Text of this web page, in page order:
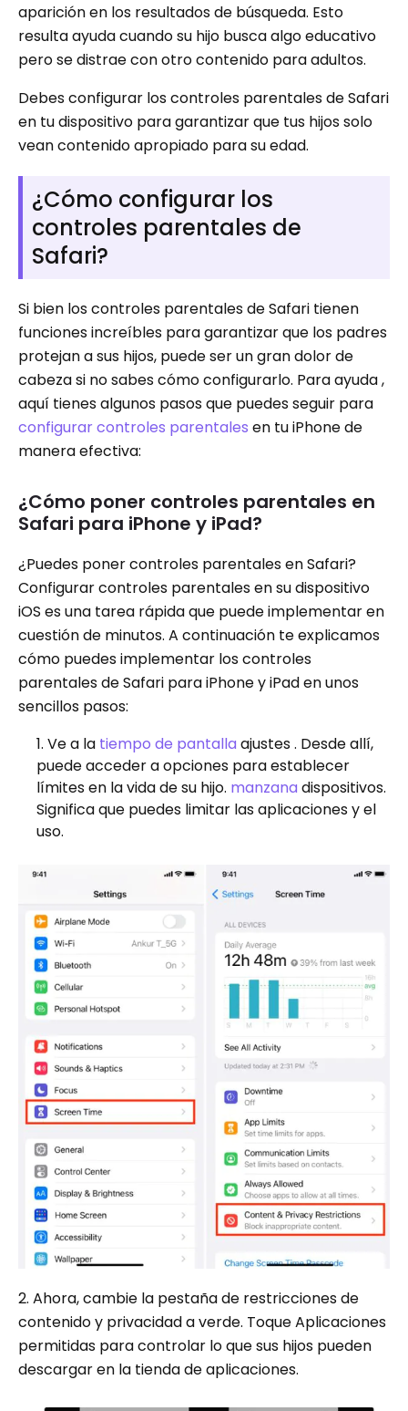
aparición en los resultados de búsqueda. Esto
resulta ayuda cuando su hijo busca algo educativo
pero se distrae con otro contenido para adultos.
Debes configurar los controles parentales de Safari
en tu dispositivo para garantizar que tus hijos solo
vean contenido apropiado para su edad.
¿Cómo configurar los
controles parentales de
Safari?
Si bien los controles parentales de Safari tienen
funciones increíbles para garantizar que los padres
protejan a sus hijos, puede ser un gran dolor de
cabeza si no sabes cómo configurarlo. Para ayuda ,
aquí tienes algunos pasos que puedes seguir para
configurar controles parentales en tu iPhone de
manera efectiva:
¿Cómo poner controles parentales en
Safari para iPhone y iPad?
¿Puedes poner controles parentales en Safari?
Configurar controles parentales en su dispositivo
iOS es una tarea rápida que puede implementar en
cuestión de minutos. A continuación te explicamos
cómo puedes implementar los controles
parentales de Safari para iPhone y iPad en unos
sencillos pasos:
Ve a la tiempo de pantalla ajustes . Desde allí,
puede acceder a opciones para establecer
límites en la vida de su hijo. manzana dispositivos.
Significa que puedes limitar las aplicaciones y el
uso.
2. Ahora, cambie la pestaña de restricciones de
contenido y privacidad a verde. Toque Aplicaciones
permitidas para controlar lo que sus hijos pueden
descargar en la tienda de aplicaciones.